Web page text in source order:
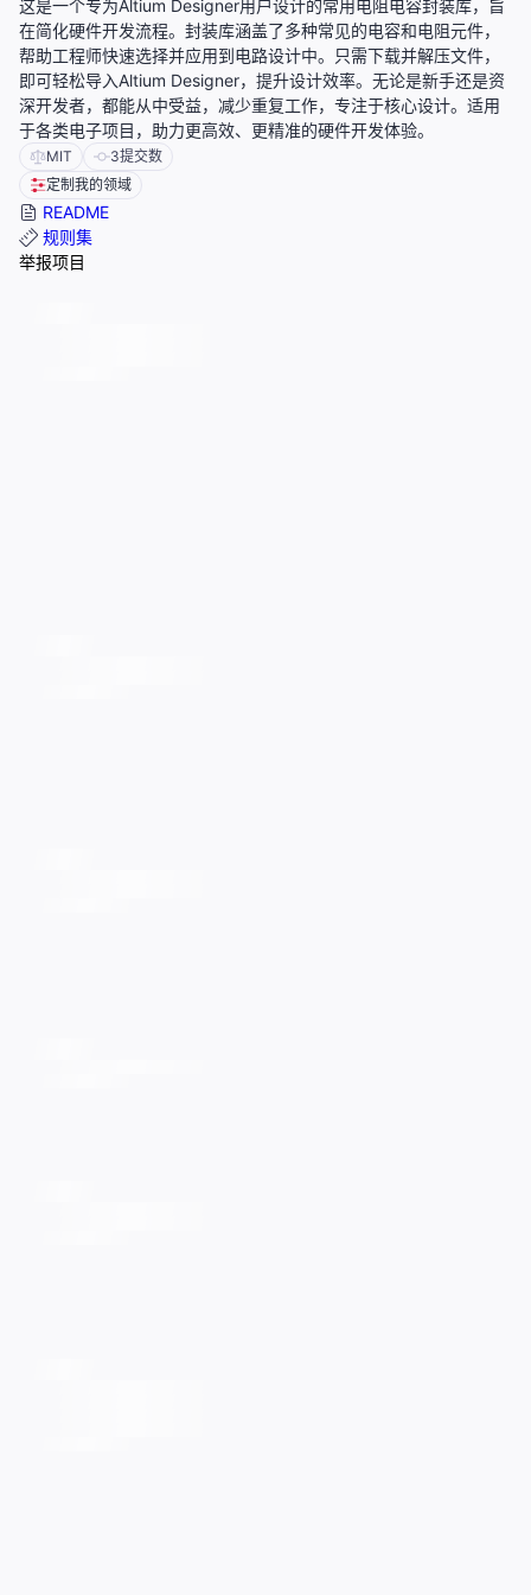
这是一个专为Altium Designer用户设计的常用电阻电容封装库，旨
在简化硬件开发流程。封装库涵盖了多种常见的电容和电阻元件，
帮助工程师快速选择并应用到电路设计中。只需下载并解压文件，
即可轻松导入Altium Designer，提升设计效率。无论是新手还是资
深开发者，都能从中受益，减少重复工作，专注于核心设计。适用
于各类电子项目，助力更高效、更精准的硬件开发体验。
MIT 3提交数
定制我的领域
README
规则集
举报项目